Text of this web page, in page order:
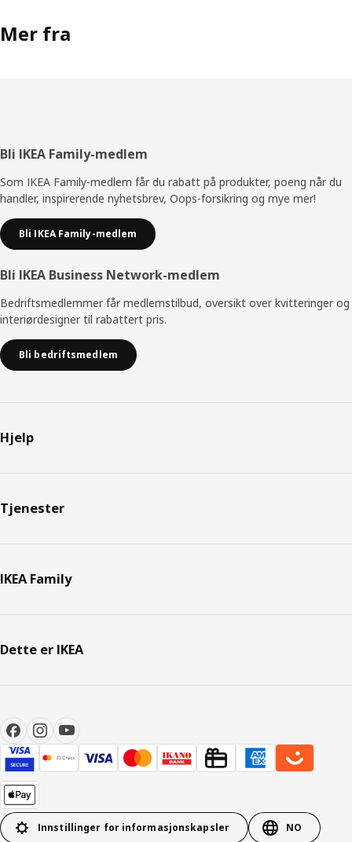
Mer fra
Bunntekst
Bli IKEA Family-medlem
Som IKEA Family-medlem får du rabatt på produkter, poeng når du
handler, inspirerende nyhetsbrev, Oops-forsikring og mye mer!
Bli IKEA Family-medlem
Bli IKEA Business Network-medlem
Bedriftsmedlemmer får medlemstilbud, oversikt over kvitteringer og
interiørdesigner til rabattert pris.
Bli bedriftsmedlem
Hjelp
Tjenester
IKEA Family
Dette er IKEA
Innstillinger for informasjonskapsler NO